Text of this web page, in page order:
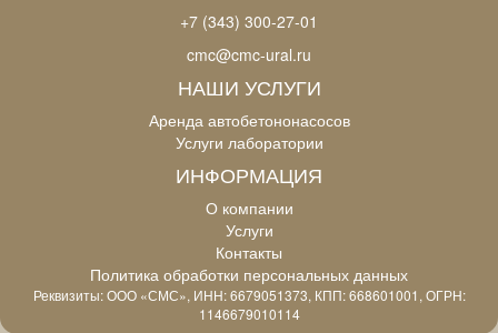
+7 (343) 300-27-01
cmc@cmc-ural.ru
НАШИ УСЛУГИ
Аренда автобетононасосов
Услуги лаборатории
ИНФОРМАЦИЯ
О компании
Услуги
Контакты
Политика обработки персональных данных
Реквизиты: ООО «СМС», ИНН: 6679051373, КПП: 668601001, ОГРН:
1146679010114